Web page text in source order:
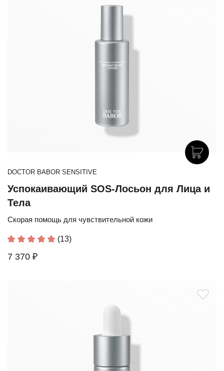
DOCTOR BABOR SENSITIVE
Успокаивающий SOS-Лосьон для Лица и
Тела
Скорая помощь для чувствительной кожи
(13)
7 370 ₽